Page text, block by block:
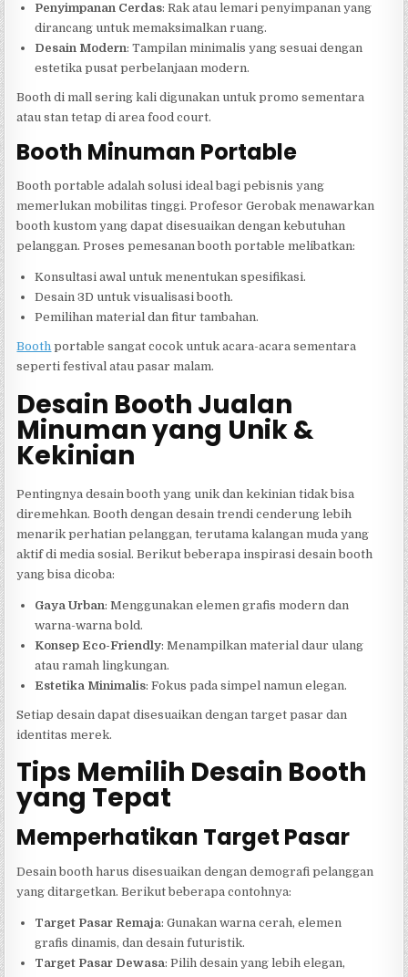
Penyimpanan Cerdas: Rak atau lemari penyimpanan yang
dirancang untuk memaksimalkan ruang.
Desain Modern: Tampilan minimalis yang sesuai dengan
estetika pusat perbelanjaan modern.
Booth di mall sering kali digunakan untuk promo sementara
atau stan tetap di area food court.
Booth Minuman Portable
Booth portable adalah solusi ideal bagi pebisnis yang
memerlukan mobilitas tinggi. Profesor Gerobak menawarkan
booth kustom yang dapat disesuaikan dengan kebutuhan
pelanggan. Proses pemesanan booth portable melibatkan:
Konsultasi awal untuk menentukan spesifikasi.
Desain 3D untuk visualisasi booth.
Pemilihan material dan fitur tambahan.
Booth portable sangat cocok untuk acara-acara sementara
seperti festival atau pasar malam.
Desain Booth Jualan
Minuman yang Unik &
Kekinian
Pentingnya desain booth yang unik dan kekinian tidak bisa
diremehkan. Booth dengan desain trendi cenderung lebih
menarik perhatian pelanggan, terutama kalangan muda yang
aktif di media sosial. Berikut beberapa inspirasi desain booth
yang bisa dicoba:
Gaya Urban: Menggunakan elemen grafis modern dan
warna-warna bold.
Konsep Eco-Friendly: Menampilkan material daur ulang
atau ramah lingkungan.
Estetika Minimalis: Fokus pada simpel namun elegan.
Setiap desain dapat disesuaikan dengan target pasar dan
identitas merek.
Tips Memilih Desain Booth
yang Tepat
Memperhatikan Target Pasar
Desain booth harus disesuaikan dengan demografi pelanggan
yang ditargetkan. Berikut beberapa contohnya:
Target Pasar Remaja: Gunakan warna cerah, elemen
grafis dinamis, dan desain futuristik.
Target Pasar Dewasa: Pilih desain yang lebih elegan,